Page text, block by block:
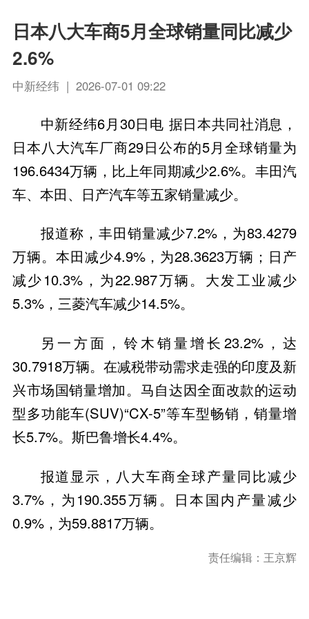
日本八大车商5月全球销量同比减少
2.6%
中新经纬 | 2026-07-01 09:22
中新经纬6月30日电 据日本共同社消息，
日本八大汽车厂商29日公布的5月全球销量为
196.6434万辆，比上年同期减少2.6%。丰田汽
车、本田、日产汽车等五家销量减少。
报道称，丰田销量减少7.2%，为83.4279
万辆。本田减少4.9%，为28.3623万辆；日产
减少10.3%，为22.987万辆。大发工业减少
5.3%，三菱汽车减少14.5%。
另一方面，铃木销量增长23.2%，达
30.7918万辆。在减税带动需求走强的印度及新
兴市场国销量增加。马自达因全面改款的运动
型多功能车(SUV)“CX-5”等车型畅销，销量增
长5.7%。斯巴鲁增长4.4%。
报道显示，八大车商全球产量同比减少
3.7%，为190.355万辆。日本国内产量减少
0.9%，为59.8817万辆。
责任编辑：王京辉